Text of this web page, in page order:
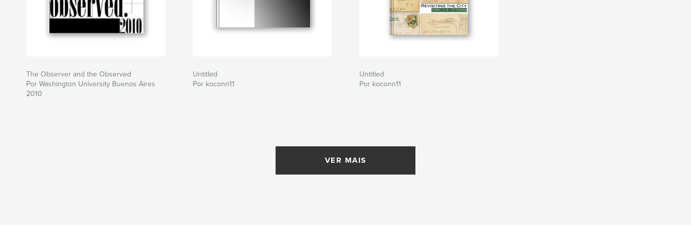
The Observer and the Observed
Por Washington University Buenos Aires
2010
Untitled
Por koconn11
Untitled
Por koconn11
VER MAIS